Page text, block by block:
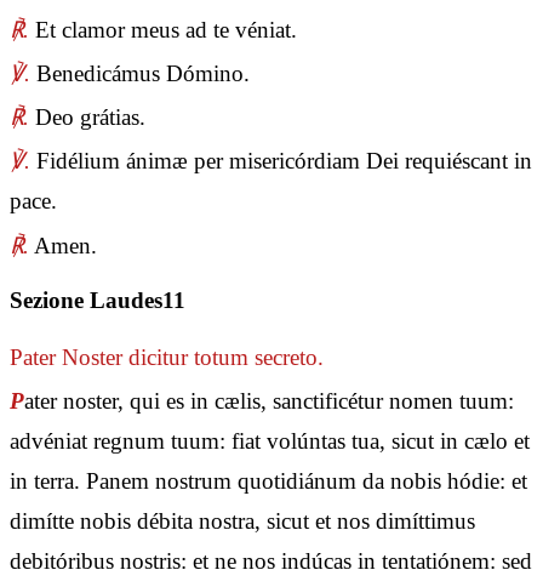
℟. Et clamor meus ad te véniat.
℣. Benedicámus Dómino.
℟. Deo grátias.
℣. Fidélium ánimæ per misericórdiam Dei requiéscant in
pace.
℟. Amen.
Sezione Laudes11
Pater Nosterdicitur totum secreto.
Pater noster, qui es in cælis, sanctificétur nomen tuum:
advéniat regnum tuum: fiat volúntas tua, sicut in cælo et
in terra. Panem nostrum quotidiánum da nobis hódie: et
dimítte nobis débita nostra, sicut et nos dimíttimus
debitóribus nostris: et ne nos indúcas in tentatiónem: sed